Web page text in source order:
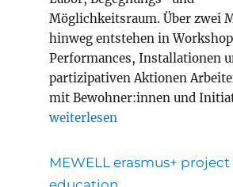
Möglichkeitsraum. Über zwei
hinweg entstehen in
Performances, Installationen
partizipativen Aktionen
mit Bewohner:innen und
„Magic Carpets Year 8 in
weiterlesen
MEWELL erasmus+